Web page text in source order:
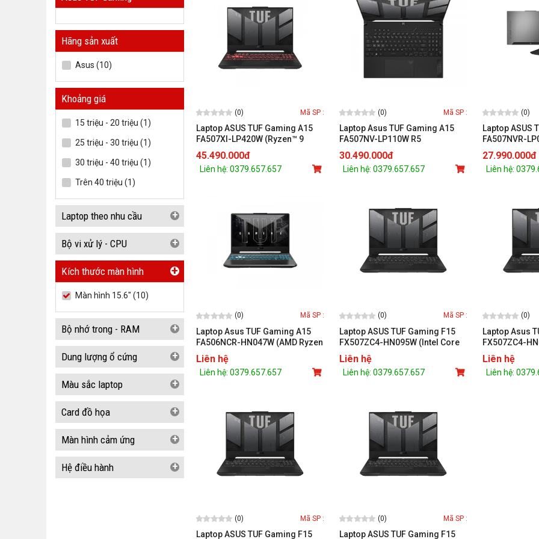
(0) Mã SP :
Laptop ASUS TUF Gaming A15
FA507XI-LP420W (Ryzen™ 9
7940HS/ 8GB/ 512GB/ RTX™
4070 8GB/ 15.6-inch FHD 144Hz/
Win 11/ Jaeger Gray)
45.490.000đ
Liên hệ: 0379.657.657
(0) Mã SP :
Laptop Asus TUF Gaming A15
FA507NV-LP110W R5
7535HS/16GB/5/512GB/15.6''
144Hz/Nvidia RTX4060 8GB/Win
11
30.490.000đ
Liên hệ: 0379.657.657
(0)
Laptop ASUS
FA507NVR-
7 7435HS/
512GB/15.6
/Win 11/Xám)
27.990.000đ
Liên hệ:
(0) Mã SP :
Laptop Asus TUF Gaming A15
FA506NCR-HN047W (AMD Ryzen
7 7435HS/ RTX 3050 4GB/ 15.6
inch FHD 144Hz/ 16 GB/ 512GB/
Win 11/ Đen)
Liên hệ
Liên hệ: 0379.657.657
(0) Mã SP :
Laptop ASUS TUF Gaming F15
FX507ZC4-HN095W (Intel Core
i5-12500H/ RTX 3050/ 16GB/
512GB/ 15.6 inch FHD/ Win 11/
Xám)
Liên hệ
Liên hệ: 0379.657.657
(0)
Laptop Asus
FX507ZC4-
i5-12500H/
512GB/ 15.6
Win 11/ Xám)
Liên hệ
Liên hệ:
(0) Mã SP :
Laptop ASUS TUF Gaming F15
(0) Mã SP :
Laptop ASUS TUF Gaming F15
Hãng sản xuất
Asus (10)
Khoảng giá
15 triệu - 20 triệu (1)
25 triệu - 30 triệu (1)
30 triệu - 40 triệu (1)
Trên 40 triệu (1)
Laptop theo nhu cầu +
Bộ vi xử lý - CPU +
Kích thước màn hình +
Màn hình 15.6" (10)
Bộ nhớ trong - RAM +
Dung lượng ổ cứng +
Màu sắc laptop +
Card đồ họa +
Màn hình cảm ứng +
Hệ điều hành +